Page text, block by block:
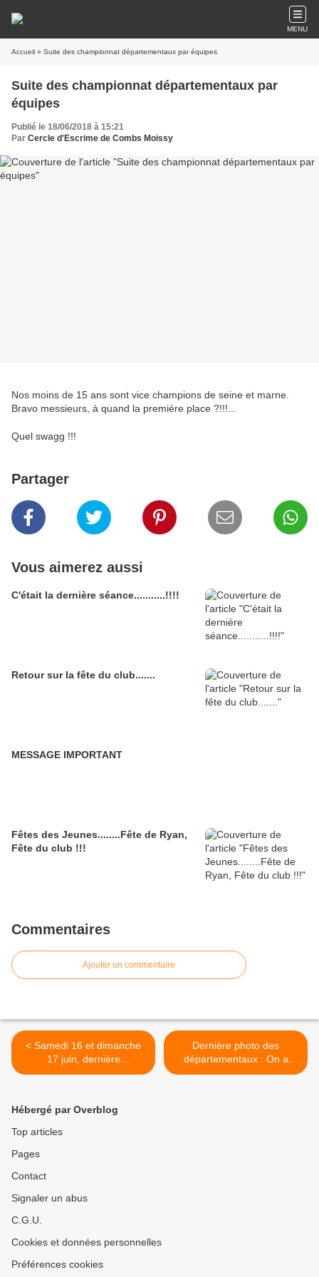
MENU
Accueil » Suite des championnat départementaux par équipes
Suite des championnat départementaux par
équipes
Publié le 18/06/2018 à 15:21
Par Cercle d'Escrime de Combs Moissy
Nos moins de 15 ans sont vice champions de seine et marne.
Bravo messieurs, à quand la première place ?!!!...
Quel swagg !!!
Partager
Vous aimerez aussi
C'était la dernière séance...........!!!!
Retour sur la fête du club.......
MESSAGE IMPORTANT
Fêtes des Jeunes........Fête de Ryan,
Fête du club !!!
Commentaires
Ajouter un commentaire
< Samedi 16 et dimanche
17 juin, dernière
compétition départementale
Seine.......Excellent week
end avec énormément de
spéciale pour la relève qui
Dernière photo des
départementaux : On a
retrouvé Denis... >
Hébergé par Overblog
Top articles
Pages
Contact
Signaler un abus
C.G.U.
Cookies et données personnelles
Préférences cookies